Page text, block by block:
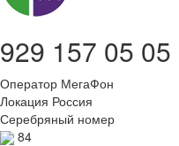
929 157 05 05
Оператор МегаФон
Локация Россия
Серебряный номер
84